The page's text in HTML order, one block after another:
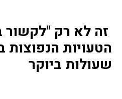
הטעויות הנפוצות
שעולות ביוקר